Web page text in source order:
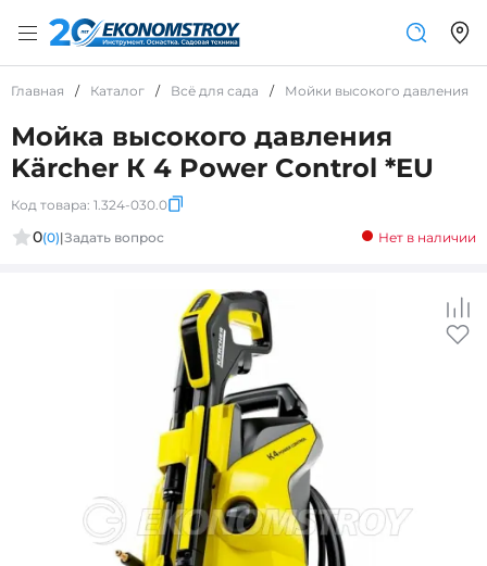
Главная / Каталог / Всё для сада / Мойки высокого давления
Мойка высокого давления
Kärcher К 4 Power Control *EU
Код товара: 1.324-030.0
0(0)|Задать вопрос Нет в наличии